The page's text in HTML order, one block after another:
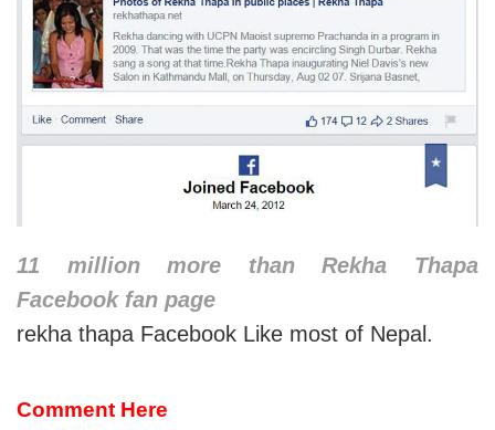
11 million more than Rekha Thapa
Facebook fan page
rekha thapa Facebook Like most of Nepal.
Comment Here